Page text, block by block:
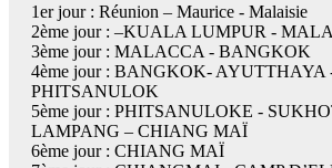
1er jour : Réunion – Maurice - Malaisie
2ème jour : –KUALA LUMPUR -
3ème jour : MALACCA - BANGKOK
4ème jour : BANGKOK- AYUTTHAYA
PHITSANULOK
5ème jour : PHITSANULOKE -
LAMPANG – CHIANG MAÏ
6ème jour : CHIANG MAÏ